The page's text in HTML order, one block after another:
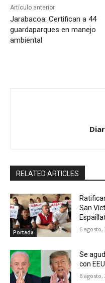
Artículo anterior
Jarabacoa: Certifican a 44
guardaparques en manejo
ambiental
RELATED ARTICLES
Portada
San
6 agosto,
Se
con
6 agosto,